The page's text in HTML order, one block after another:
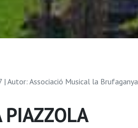
Autor: Associació Musical la Brufaganya
PIAZZOLA